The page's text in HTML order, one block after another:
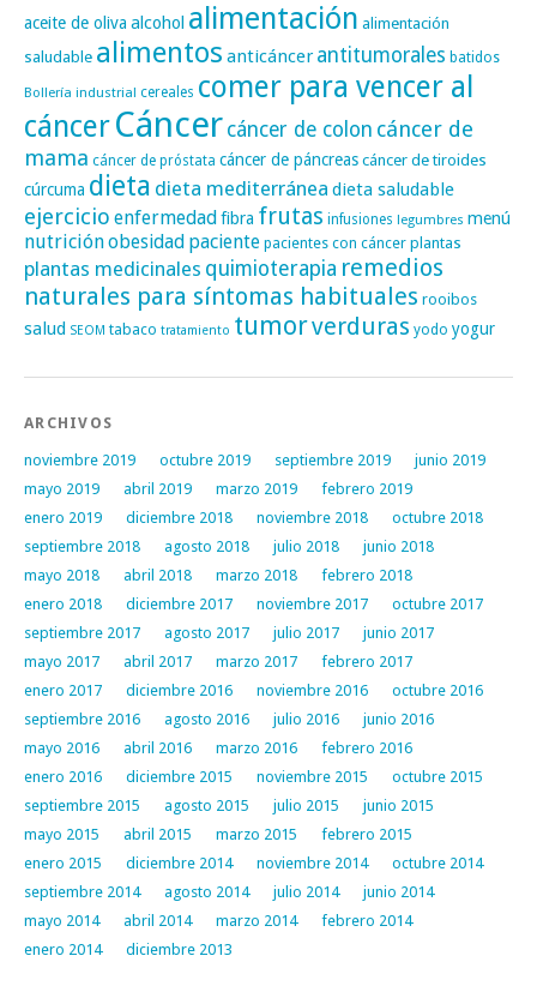
aceite de oliva alcohol alimentación alimentación
saludable alimentos anticáncer antitumorales batidos
Bollería industrial cereales comer para vencer al
cáncerCáncer cáncer de colon cáncer de
mama cáncer de próstata cáncer de páncreascáncer de tiroides
cúrcuma dieta dieta mediterránea dieta saludable
ejercicio enfermedadfibra frutas infusiones legumbres menú
nutriciónobesidad paciente pacientes con cáncer plantas
plantas medicinales quimioterapia remedios
naturales para síntomas habituales rooibos
salud SEOM tabaco tratamiento tumorverduras yodo yogur
ARCHIVOS
noviembre 2019 octubre 2019 septiembre 2019
junio 2019
mayo 2019
abril 2019 marzo 2019
febrero 2019
enero 2019
diciembre 2018 noviembre 2018
octubre 2018
septiembre 2018
agosto 2018 julio 2018
junio 2018
mayo 2018
abril 2018 marzo 2018
febrero 2018
enero 2018
diciembre 2017 noviembre 2017
octubre 2017
septiembre 2017
agosto 2017 julio 2017
junio 2017
mayo 2017
abril 2017 marzo 2017
febrero 2017
enero 2017
diciembre 2016 noviembre 2016
octubre 2016
septiembre 2016
agosto 2016 julio 2016
junio 2016
mayo 2016
abril 2016 marzo 2016
febrero 2016
enero 2016
diciembre 2015 noviembre 2015
octubre 2015
septiembre 2015
agosto 2015 julio 2015
junio 2015
mayo 2015
abril 2015 marzo 2015
febrero 2015
enero 2015
diciembre 2014 noviembre 2014
octubre 2014
septiembre 2014
agosto 2014 julio 2014
junio 2014
mayo 2014
abril 2014 marzo 2014
febrero 2014
enero 2014
diciembre 2013